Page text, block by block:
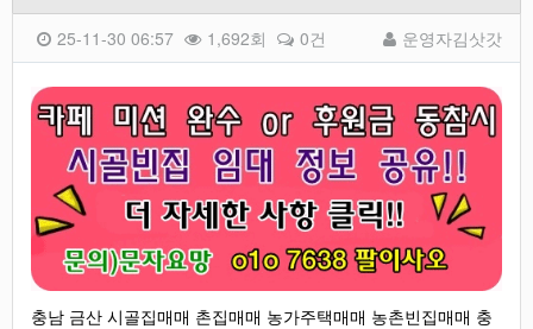
운영자김삿갓
25-11-30 06:57 1,692회 0건
본문
충남 금산 시골집매매 촌집매매 농가주택매매 농촌빈집매매 충